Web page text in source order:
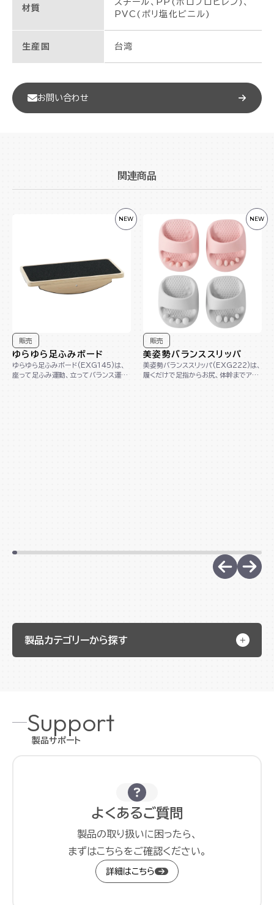
材質
PVC(ポリ塩化ビニル)
生産国 台湾
お問い合わせ
関連商品
販売
ゆらゆら足ふみボード
ゆらゆら足ふみボード(EXG145)は、
座って足ふみ運動、立ってバランス運動
NEW
販売
美姿勢バランススリッパ
美姿勢バランススリッパ(EXG222)は、
履くだけで足指からお尻、体幹までアプ
NEW
製品カテゴリーから探す
Support
製品サポート
よくあるご質問
製品の取り扱いに困ったら、
まずはこちらをご確認ください。
詳細はこちら